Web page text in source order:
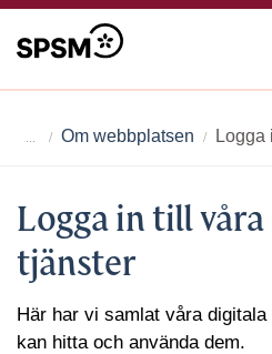
Om webbplatsen Logga
Logga in till
tjänster
Här har vi samlat våra
kan hitta och använda dem.